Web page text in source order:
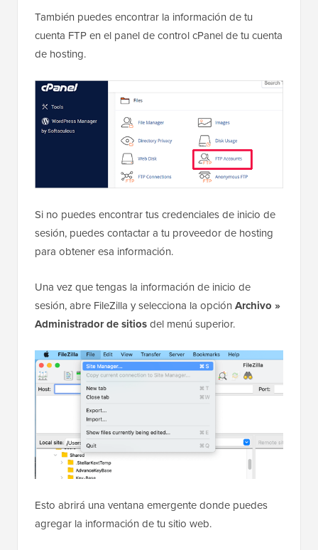
También puedes encontrar la información de tu
cuenta FTP en el panel de control cPanel de tu cuenta
de hosting.
Si no puedes encontrar tus credenciales de inicio de
sesión, puedes contactar a tu proveedor de hosting
para obtener esa información.
Una vez que tengas la información de inicio de
sesión, abre FileZilla y selecciona la opción Archivo »
Administrador de sitiosdel menú superior.
Esto abrirá una ventana emergente donde puedes
agregar la información de tu sitio web.